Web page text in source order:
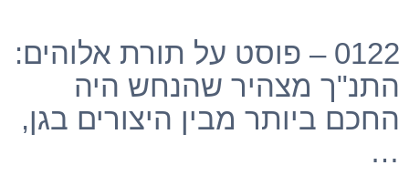
0122 – פוסט על תורת אלוהים:
התנ"ך מצהיר שהנחש היה
החכם ביותר מבין היצורים בגן,
…